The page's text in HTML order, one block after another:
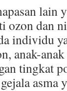
lain
ozon dan
individu
anak-anak
tingkat
asma